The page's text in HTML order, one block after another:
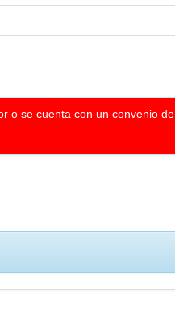
o se cuenta con un convenio de